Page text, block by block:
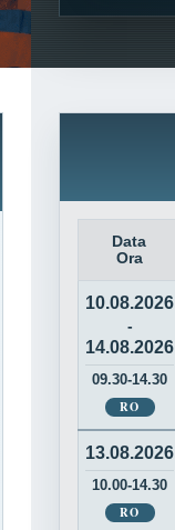
Data
Ora
10.08.2026
-
14.08.2026
09.30-14.30
RO
13.08.2026
10.00-14.30
RO